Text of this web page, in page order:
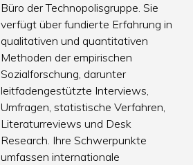
Büro der Technopolisgruppe. Sie
verfügt über fundierte Erfahrung in
qualitativen und quantitativen
Methoden der empirischen
Sozialforschung, darunter
leitfadengestützte Interviews,
Umfragen, statistische Verfahren,
Literaturreviews und Desk
Research. Ihre Schwerpunkte
umfassen internationale